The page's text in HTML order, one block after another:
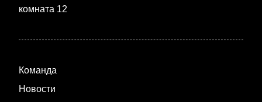
комната 12
Команда
Новости